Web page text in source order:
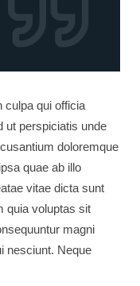
culpa qui officia
ut perspiciatis unde
doloremque
quae ab illo
vitae dicta sunt
quia voluptas sit
magni
nesciunt. Neque